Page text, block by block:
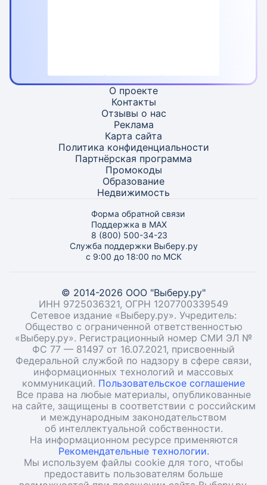
О проекте
Контакты
Отзывы о нас
Реклама
Карта сайта
Политика конфиденциальности
Партнёрская программа
Промокоды
Образование
Недвижимость
Форма обратной связи
Поддержка в MAX
8 (800) 500-34-23
Служба поддержки Выберу.ру
с 9:00 до 18:00 по МСК
© 2014-2026 ООО "Выберу.ру"
ИНН 9725036321, ОГРН 1207700339549
Сетевое издание «Выберу.ру». Учредитель:
Общество с ограниченной ответственностью
«Выберу.ру». Регистрационный номер СМИ ЭЛ №
ФС 77 — 81497 от 16.07.2021, присвоенный
Федеральной службой по надзору в сфере связи,
информационных технологий и массовых
коммуникаций. Пользовательское соглашение
Все права на любые материалы, опубликованные
на сайте, защищены в соответствии с российским
и международным законодательством
об интеллектуальной собственности.
На информационном ресурсе применяются
Рекомендательные технологии.
Мы используем файлы cookie для того, чтобы
предоставить пользователям больше